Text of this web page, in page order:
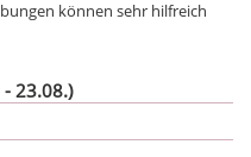
können sehr hilfreich
23.08.)